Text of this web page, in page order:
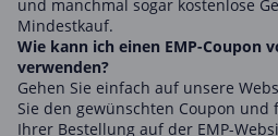
und manchmal sogar kostenlose
Mindestkauf.
Wie kann ich einen EMP-Coupon
verwenden?
Gehen Sie einfach auf unsere
Sie den gewünschten Coupon und
Ihrer Bestellung auf der EMP-